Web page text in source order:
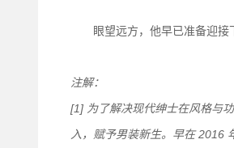
眼望远方，他早已准备迎接
注解：
[1] 为了解决现代绅士在风格与
入，赋予男装新生。早在2016